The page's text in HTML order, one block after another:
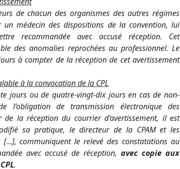
de chacun des organismes des autres régimes
médecin des dispositions de la convention, lui
recommandée avec accusé réception. Cet
des anomalies reprochées au professionnel. Le
à compter de la réception de cet avertissement
à la convocation de la CPL
jours ou de quatre-vingt-dix jours en cas de non-
l’obligation de transmission électronique des
la réception du courrier d’avertissement, il est
sa pratique, le directeur de la CPAM et les
[…], communiquent le relevé des constatations au
avec accusé de réception,avec copie aux
.